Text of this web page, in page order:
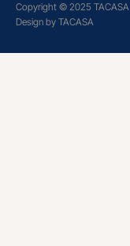
Copyright © 2025 TACASA
Design by TACASA